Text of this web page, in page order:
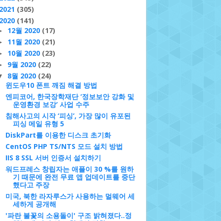
(305)
(141)
12월 2020 (17)
11월 2020 (21)
10월 2020 (23)
9월 2020 (22)
8월 2020 (24)
윈도우10 폰트 깨짐 해결 방법
엔피코어, 한국장학재단 ‘정보보안 강화 및
운영환경 보강’ 사업 수주
침해사고의 시작 ‘피싱’, 가장 많이 유포된
피싱 메일 유형 5
DiskPart를 이용한 디스크 초기화
CentOS PHP TS/NTS 모드 설치 방법
IIS 8 SSL 서버 인증서 설치하기
워드프레스 창립자는 애플이 30 %를 원하
기 때문에 완전 무료 앱 업데이트를 중단
했다고 주장
미국, 북한 라자루스가 사용하는 멀웨어 세
세하게 공개해
'파란 불꽃의 소용돌이' 구조 밝혀졌다..정